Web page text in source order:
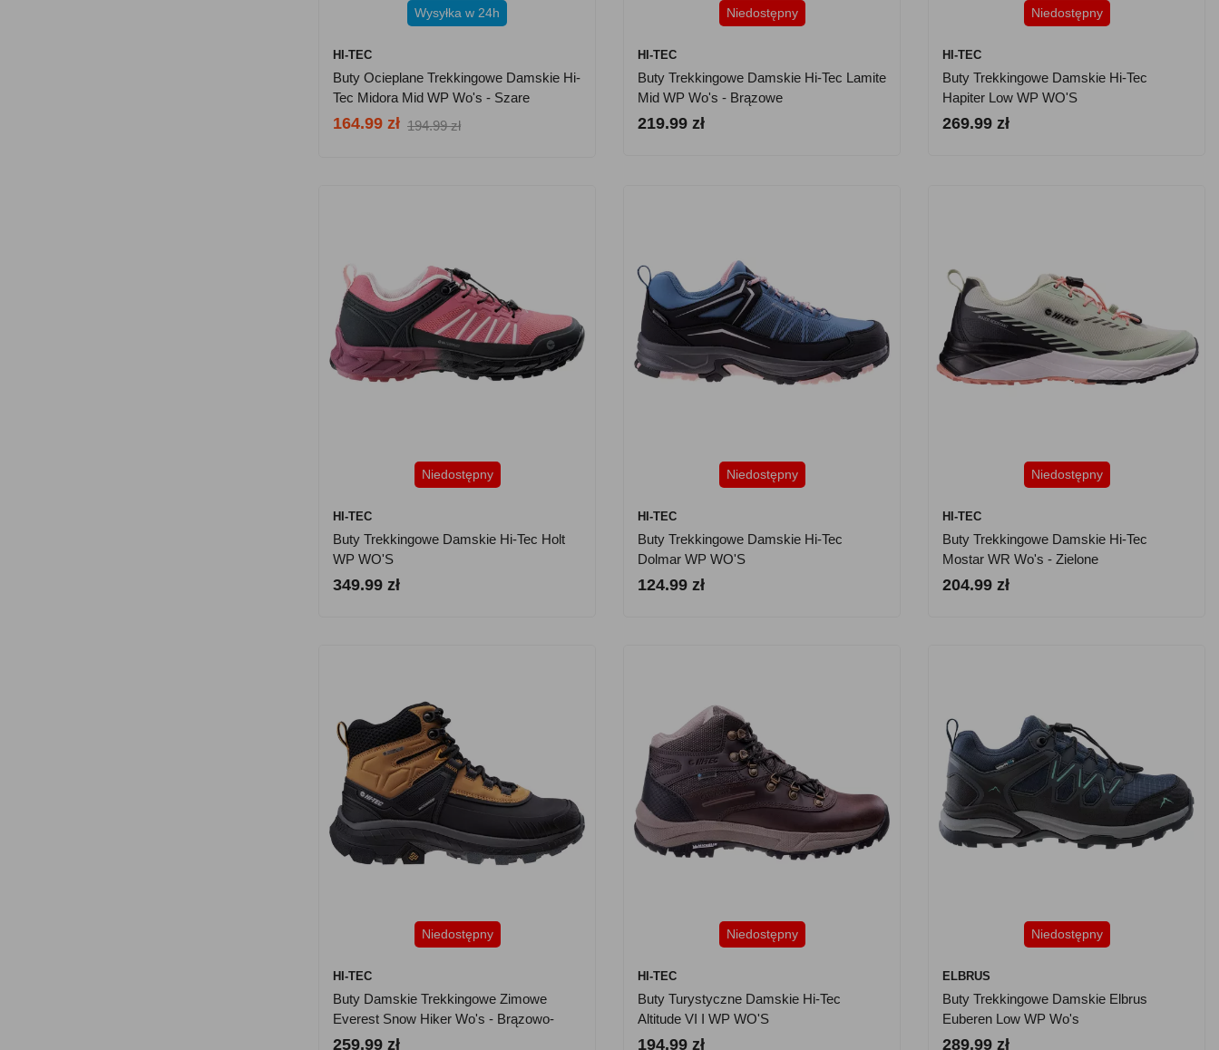
Wysyłka w 24h
HI-TEC
Buty Ocieplane Trekkingowe Damskie Hi-
Tec Midora Mid WP Wo's - Szare
164.99 zł 194.99 zł
Niedostępny
HI-TEC
Buty Trekkingowe Damskie Hi-Tec Lamite
Mid WP Wo's - Brązowe
219.99 zł
Niedostępny
HI-TEC
Buty Trekkingowe Damskie Hi-Tec
Hapiter Low WP WO'S
269.99 zł
Niedostępny
HI-TEC
Buty Trekkingowe Damskie Hi-Tec Holt
WP WO'S
349.99 zł
Niedostępny
HI-TEC
Buty Trekkingowe Damskie Hi-Tec
Dolmar WP WO'S
124.99 zł
Niedostępny
HI-TEC
Buty Trekkingowe Damskie Hi-Tec
Mostar WR Wo's - Zielone
204.99 zł
Niedostępny
HI-TEC
Buty Damskie Trekkingowe Zimowe
Everest Snow Hiker Wo's - Brązowo-
Czarne
259.99 zł
Niedostępny
HI-TEC
Buty Turystyczne Damskie Hi-Tec
Altitude VI I WP WO'S
194.99 zł
Niedostępny
ELBRUS
Buty Trekkingowe Damskie Elbrus
Euberen Low WP Wo's
289.99 zł